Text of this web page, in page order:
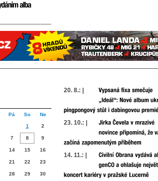
Pá So Ne
1 2
7 8 9
14 15 16
21 22 23
28 29 30
20. 8.: |
23. 10.: |
14. 11.: |